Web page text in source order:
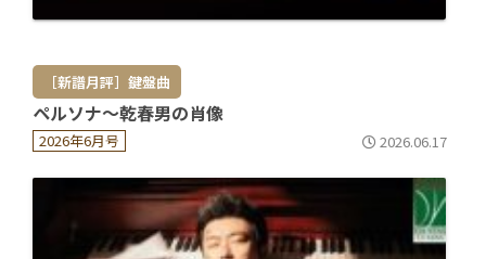
2026年6月号
［新譜月評］鍵盤曲
ペルソナ～乾春男の肖像
2026.06.17